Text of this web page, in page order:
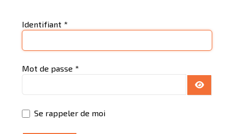
Identifiant *
Mot de passe *
Se rappeler de moi